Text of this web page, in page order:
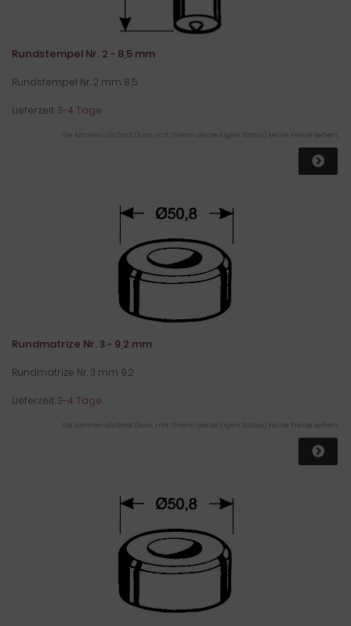
Rundstempel Nr. 2 - 8,5 mm
Rundstempel Nr. 2 mm 8,5
Lieferzeit:3-4 Tage
Sie können als Gast (bzw. mit Ihrem derzeitigen Status) keine Preise sehen.
Rundmatrize Nr. 3 - 9,2 mm
Rundmatrize Nr. 3 mm 9,2
Lieferzeit:3-4 Tage
Sie können als Gast (bzw. mit Ihrem derzeitigen Status) keine Preise sehen.